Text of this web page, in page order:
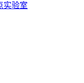
实验室